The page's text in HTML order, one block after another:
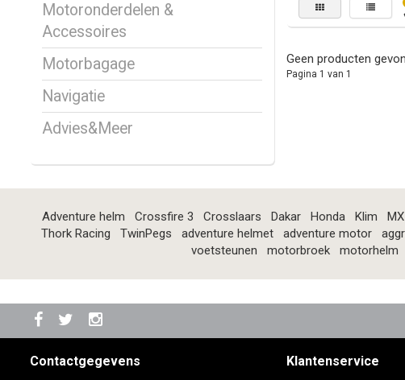
Motoronderdelen &
Accessoires
Motorbagage
Navigatie
Advies&Meer
Geen producten
Pagina 1 van 1
Adventure helm Crossfire 3 Crosslaars Dakar Honda Klim
Thork Racing
TwinPegs adventure helmet adventure motor
voetsteunen
motorbroek motorhelm
Contactgegevens Klantenservice